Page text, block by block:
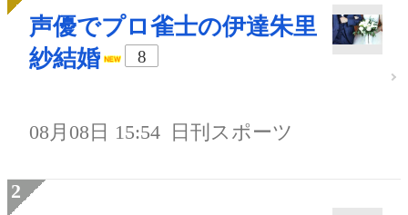
声優でプロ雀士の伊達朱里
紗結婚
8
08月08日 15:54 日刊スポーツ